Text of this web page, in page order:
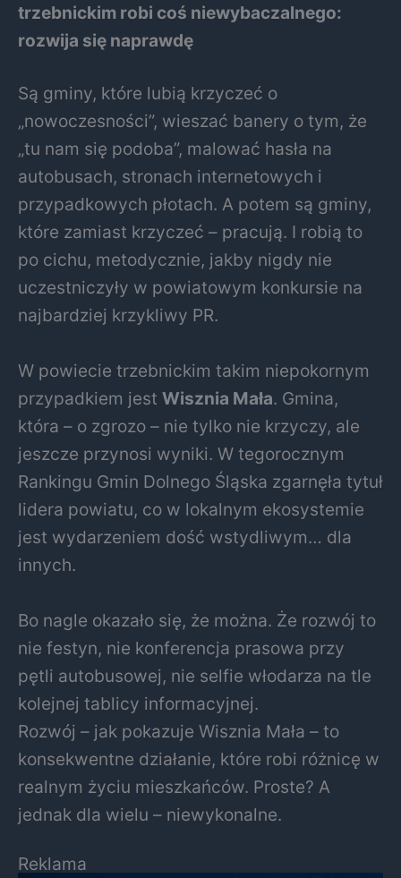
trzebnickim robi coś niewybaczalnego:
rozwija się naprawdę
Są gminy, które lubią krzyczeć o
„nowoczesności”, wieszać banery o tym, że
„tu nam się podoba”, malować hasła na
autobusach, stronach internetowych i
przypadkowych płotach. A potem są gminy,
które zamiast krzyczeć – pracują. I robią to
po cichu, metodycznie, jakby nigdy nie
uczestniczyły w powiatowym konkursie na
najbardziej krzykliwy PR.
W powiecie trzebnickim takim niepokornym
przypadkiem jest Wisznia Mała. Gmina,
która – o zgrozo – nie tylko nie krzyczy, ale
jeszcze przynosi wyniki. W tegorocznym
Rankingu Gmin Dolnego Śląska zgarnęła tytuł
lidera powiatu, co w lokalnym ekosystemie
jest wydarzeniem dość wstydliwym… dla
innych.
Bo nagle okazało się, że można. Że rozwój to
nie festyn, nie konferencja prasowa przy
pętli autobusowej, nie selfie włodarza na tle
kolejnej tablicy informacyjnej.
Rozwój – jak pokazuje Wisznia Mała – to
konsekwentne działanie, które robi różnicę w
realnym życiu mieszkańców. Proste? A
jednak dla wielu – niewykonalne.
Reklama